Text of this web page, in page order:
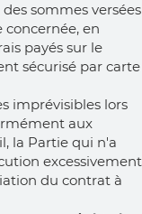
sommes versées
en
payés sur le
sécurisé par carte
imprévisibles lors
aux
la Partie qui n'a
excessivement
du contrat à